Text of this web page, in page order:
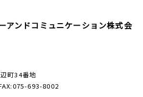
アンドコミュニケーション株式会
町34番地
693-8002